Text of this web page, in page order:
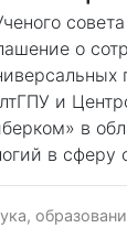
о
и
в
в сферу